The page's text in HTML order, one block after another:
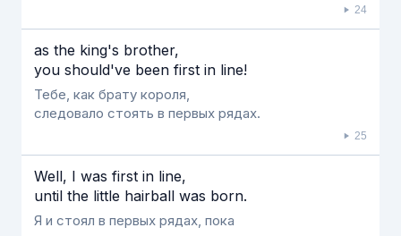
24
as the king's brother,
you should've been first in line!
Тебе, как брату короля,
следовало стоять в первых рядах.
25
Well, Ι was first in line,
until the little hairball was born.
Я и стоял в первых рядах, пока